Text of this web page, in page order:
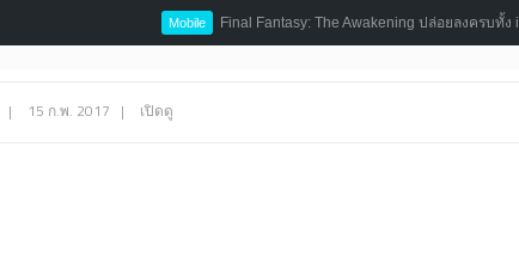
Final Fantasy: The Awakening ปล่อยลงครบทั้ง iOS/
| 15 ก.พ. 2017 | เปิดดู